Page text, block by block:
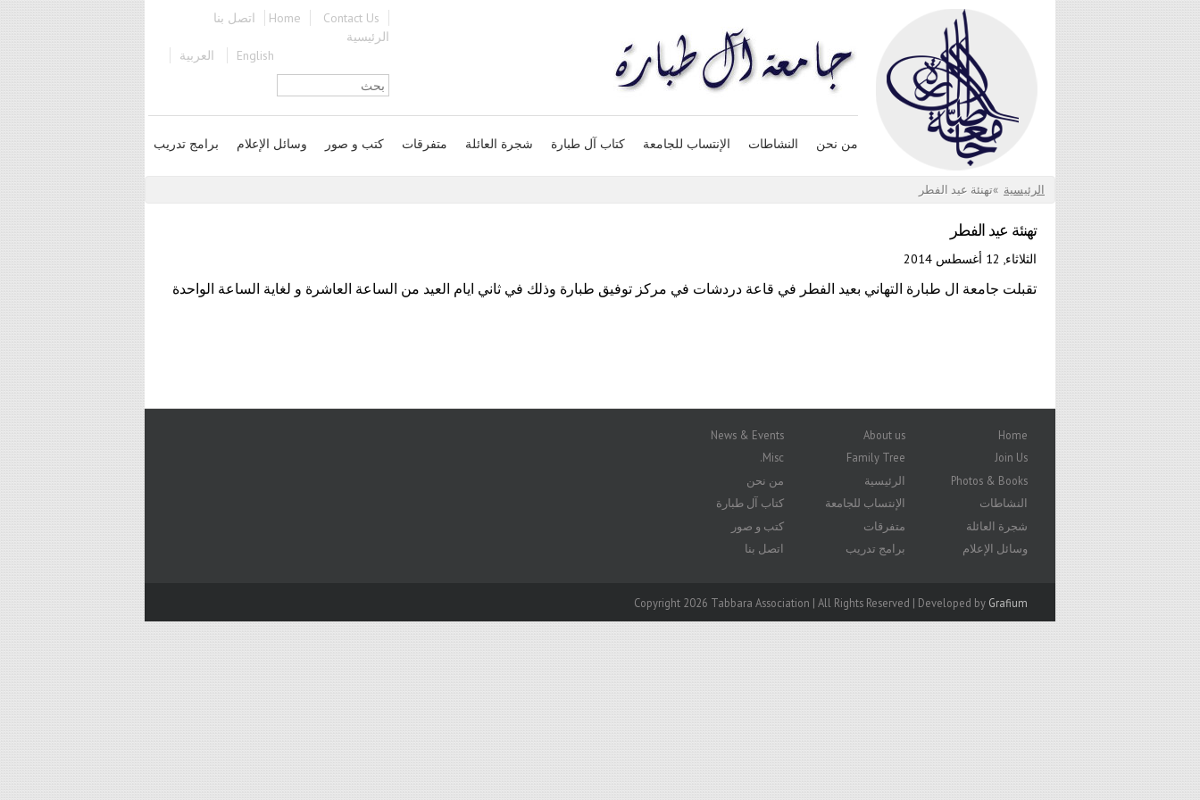
Home Contact Us
اتصل بنا
الرئيسية
English
العربية
استمارة البحث
من نحن النشاطات الإنتساب للجامعة كتاب آل طبارة شجرة العائلة متفرقات كتب و صور وسائل الإعلام برامج تدريب
أنت هنا
الرئيسية »تهنئة عيد الفطر
تهنئة عيد الفطر
الثلاثاء, 12 أغسطس 2014
تقبلت جامعة ال طبارة التهاني بعيد الفطر في قاعة دردشات في مركز توفيق طبارة وذلك في ثاني ايام العيد من الساعة العاشرة و لغاية الساعة الواحدة
Home
About us
News & Events
Join Us
Family Tree
Misc.
Photos & Books
الرئيسية
من نحن
النشاطات
الإنتساب للجامعة
كتاب آل طبارة
شجرة العائلة
متفرقات
كتب و صور
وسائل الإعلام
برامج تدريب اتصل بنا
Copyright 2026 Tabbara Association | All Rights Reserved | Developed by Grafium